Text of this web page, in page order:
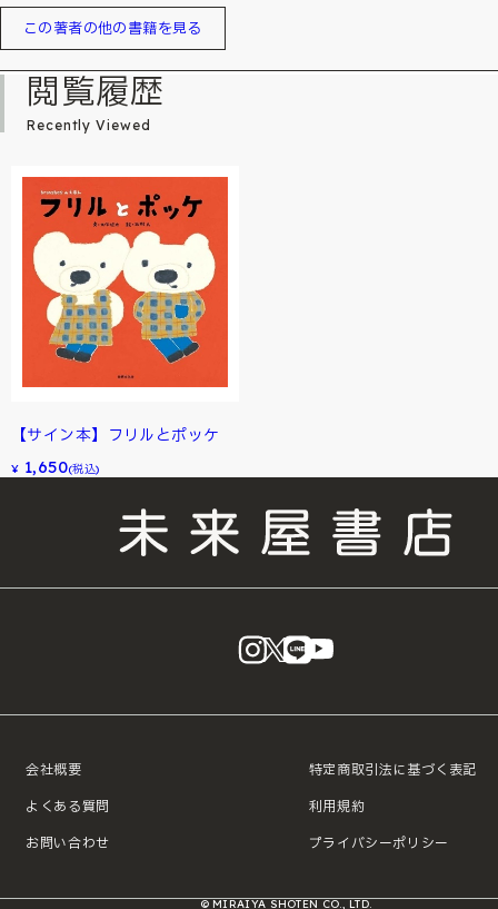
この著者の他の書籍を見る
閲覧履歴
Recently Viewed
【サイン本】フリルとポッケ
¥ 1,650(税込)
instagram
X LINE
会社概要
よくある質問
お問い合わせ
特定商取引法に基づく表記
利用規約
プライバシーポリシー
© MIRAIYA SHOTEN CO., LTD.